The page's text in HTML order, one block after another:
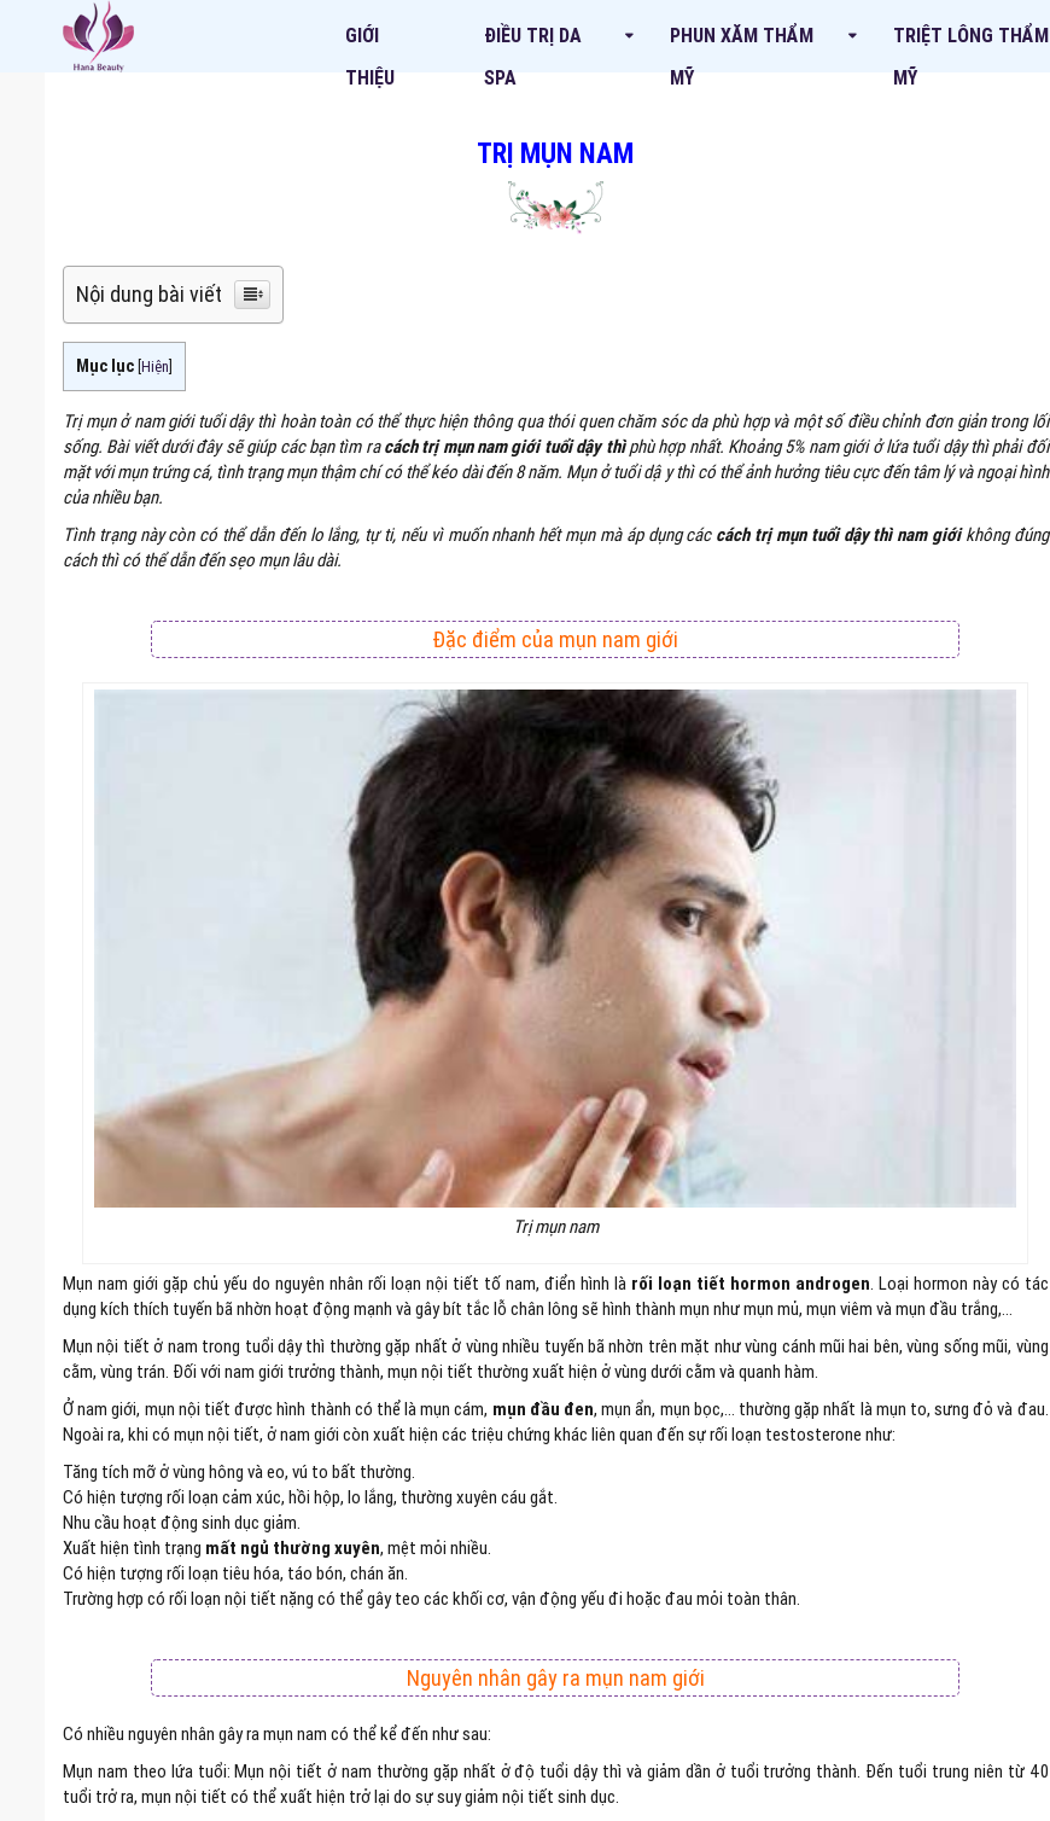
GIỚI
THIỆU
ĐIỀU TRỊ DA
SPA
PHUN XĂM THẨM
MỸ
TRIỆT LÔNG THẨM
MỸ
TRỊ MỤN NAM
Nội dung bài viết
Mục lục [Hiện]
Trị mụn ở nam giới tuổi dậy thì hoàn toàn có thể thực hiện thông qua thói quen chăm sóc da phù hợp và một số điều chỉnh đơn giản trong lối
sống. Bài viết dưới đây sẽ giúp các bạn tìm racách trị mụn nam giới tuổi dậy thìphù hợp nhất. Khoảng 5% nam giới ở lứa tuổi dậy thì phải đối
mặt với mụn trứng cá, tình trạng mụn thậm chí có thể kéo dài đến 8 năm. Mụn ở tuổi dậy thì có thể ảnh hưởng tiêu cực đến tâm lý và ngoại hình
của nhiều bạn.
Tình trạng này còn có thể dẫn đến lo lắng, tự ti, nếu vì muốn nhanh hết mụn mà áp dụng các cách trị mụn tuổi dậy thì nam giớikhông đúng
cách thì có thể dẫn đến sẹo mụn lâu dài.
Đặc điểm của mụn nam giới
Trị mụn nam
Mụn nam giới gặp chủ yếu do nguyên nhân rối loạn nội tiết tố nam, điển hình là rối loạn tiết hormon androgen. Loại hormon này có tác
dụng kích thích tuyến bã nhờn hoạt động mạnh và gây bít tắc lỗ chân lông sẽ hình thành mụn như mụn mủ, mụn viêm và mụn đầu trắng,…
Mụn nội tiết ở nam trong tuổi dậy thì thường gặp nhất ở vùng nhiều tuyến bã nhờn trên mặt như vùng cánh mũi hai bên, vùng sống mũi, vùng
cằm, vùng trán. Đối với nam giới trưởng thành, mụn nội tiết thường xuất hiện ở vùng dưới cằm và quanh hàm.
Ở nam giới, mụn nội tiết được hình thành có thể là mụn cám, mụn đầu đen, mụn ẩn, mụn bọc,… thường gặp nhất là mụn to, sưng đỏ và đau.
Ngoài ra, khi có mụn nội tiết, ở nam giới còn xuất hiện các triệu chứng khác liên quan đến sự rối loạn testosterone như:
Tăng tích mỡ ở vùng hông và eo, vú to bất thường.
Có hiện tượng rối loạn cảm xúc, hồi hộp, lo lắng, thường xuyên cáu gắt.
Nhu cầu hoạt động sinh dục giảm.
Xuất hiện tình trạng mất ngủ thường xuyên, mệt mỏi nhiều.
Có hiện tượng rối loạn tiêu hóa, táo bón, chán ăn.
Trường hợp có rối loạn nội tiết nặng có thể gây teo các khối cơ, vận động yếu đi hoặc đau mỏi toàn thân.
Nguyên nhân gây ra mụn nam giới
Có nhiều nguyên nhân gây ra mụn nam có thể kể đến như sau:
Mụn nam theo lứa tuổi: Mụn nội tiết ở nam thường gặp nhất ở độ tuổi dậy thì và giảm dần ở tuổi trưởng thành. Đến tuổi trung niên từ 40
tuổi trở ra, mụn nội tiết có thể xuất hiện trở lại do sự suy giảm nội tiết sinh dục.